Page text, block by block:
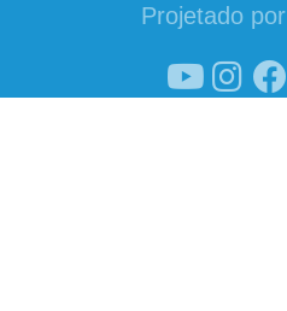
Projetado por